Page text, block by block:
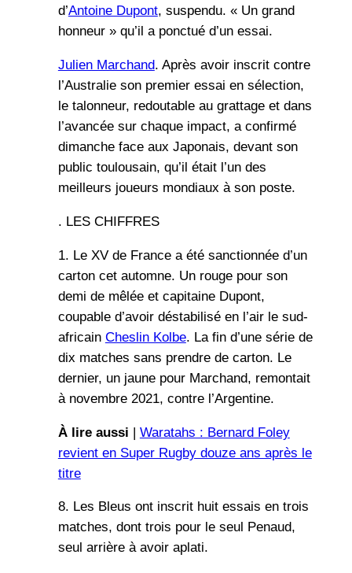
d’Antoine Dupont, suspendu. « Un grand
honneur » qu’il a ponctué d’un essai.
Julien Marchand. Après avoir inscrit contre
l’Australie son premier essai en sélection,
le talonneur, redoutable au grattage et dans
l’avancée sur chaque impact, a confirmé
dimanche face aux Japonais, devant son
public toulousain, qu’il était l’un des
meilleurs joueurs mondiaux à son poste.
. LES CHIFFRES
1. Le XV de France a été sanctionnée d’un
carton cet automne. Un rouge pour son
demi de mêlée et capitaine Dupont,
coupable d’avoir déstabilisé en l’air le sud-
africain Cheslin Kolbe. La fin d’une série de
dix matches sans prendre de carton. Le
dernier, un jaune pour Marchand, remontait
à novembre 2021, contre l’Argentine.
À lire aussi | Waratahs : Bernard Foley
revient en Super Rugby douze ans après le
titre
8. Les Bleus ont inscrit huit essais en trois
matches, dont trois pour le seul Penaud,
seul arrière à avoir aplati.